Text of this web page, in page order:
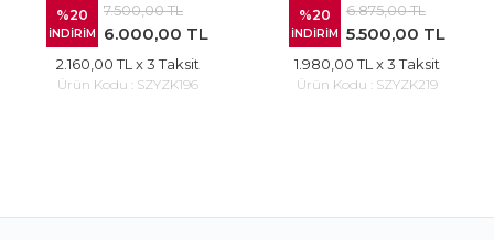
%20
İNDİRİM
7.500,00 TL
6.000,00 TL
2.160,00 TL x 3 Taksit
Ürün Kodu : SZYZK196
%20
İNDİRİM
6.875,00 TL
5.500,00 TL
1.980,00 TL x 3 Taksit
Ürün Kodu : SZYZK219